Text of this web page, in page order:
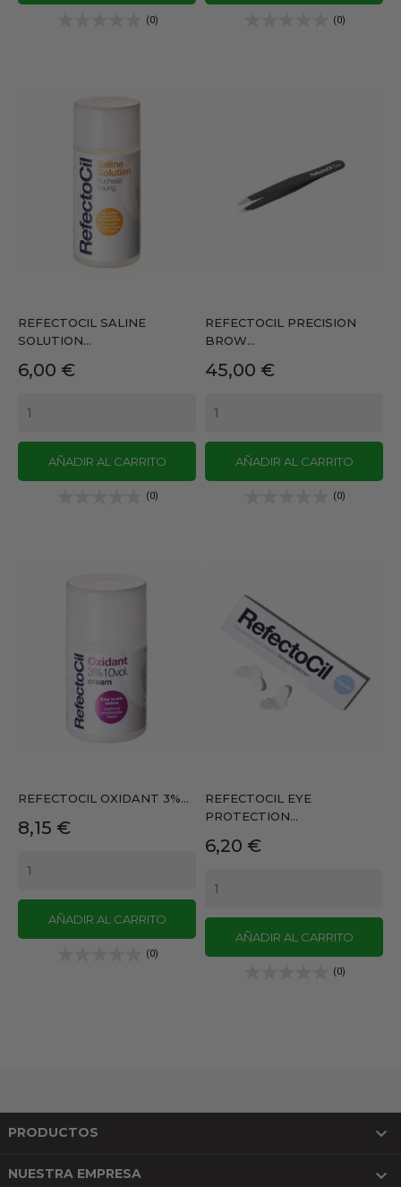
(0) (0)
REFECTOCIL SALINE
SOLUTION...
Precio
6,00 €
AÑADIR AL CARRITO
(0)
REFECTOCIL PRECISION
BROW...
Precio
45,00 €
AÑADIR AL CARRITO
(0)
REFECTOCIL OXIDANT 3%...
Precio
8,15 €
AÑADIR AL CARRITO
(0)
REFECTOCIL EYE
PROTECTION...
Precio
6,20 €
AÑADIR AL CARRITO
(0)
PRODUCTOS 
NUESTRA EMPRESA 